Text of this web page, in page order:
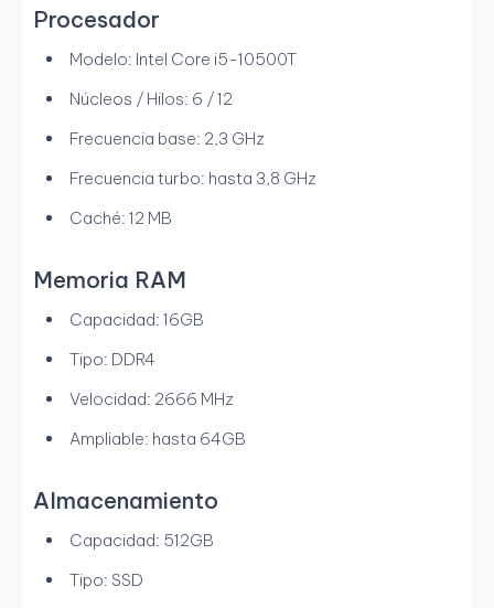
Procesador
Modelo: Intel Core i5-10500T
Núcleos / Hilos: 6 / 12
Frecuencia base: 2,3 GHz
Frecuencia turbo: hasta 3,8 GHz
Caché: 12 MB
Memoria RAM
Capacidad: 16GB
Tipo: DDR4
Velocidad: 2666 MHz
Ampliable: hasta 64GB
Almacenamiento
Capacidad: 512GB
Tipo: SSD